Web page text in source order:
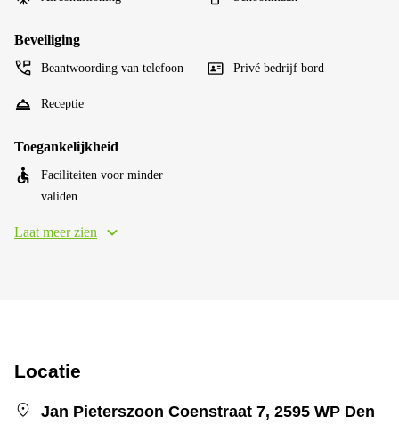
Beveiliging
Beantwoording van telefoon Privé bedrijf bord
Receptie
Toegankelijkheid
Faciliteiten voor minder
validen
Laat meer zien
Locatie
Jan Pieterszoon Coenstraat 7, 2595 WP Den